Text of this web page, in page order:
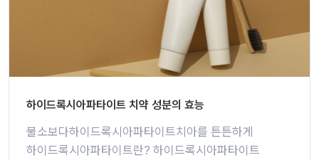
하이드록시아파타이트 치약 성분의 효능
불소보다하이드록시아파타이트치아를 튼튼하게
하이드록시아파타이트란? 하이드록시아파타이트